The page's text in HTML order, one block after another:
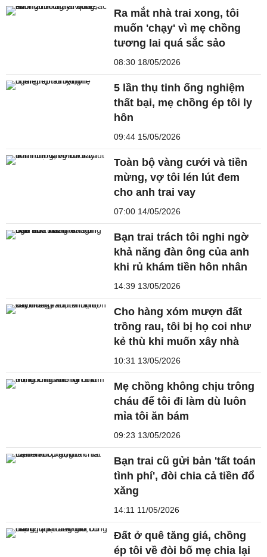
Ra mắt nhà trai xong, tôi
muốn 'chạy' vì mẹ chồng
tương lai quá sắc sảo
08:30 18/05/2026
5 lần thụ tinh ống nghiệm
thất bại, mẹ chồng ép tôi ly
hôn
09:44 15/05/2026
Toàn bộ vàng cưới và tiền
mừng, vợ tôi lén lút đem
cho anh trai vay
07:00 14/05/2026
Bạn trai trách tôi nghi ngờ
khả năng đàn ông của anh
khi rủ khám tiền hôn nhân
14:39 13/05/2026
Cho hàng xóm mượn đất
trồng rau, tôi bị họ coi như
kẻ thù khi muốn xây nhà
10:31 13/05/2026
Mẹ chồng không chịu trông
cháu để tôi đi làm dù luôn
mỉa tôi ăn bám
09:23 13/05/2026
Bạn trai cũ gửi bản 'tất toán
tình phí', đòi chia cả tiền đổ
xăng
14:11 11/05/2026
Đất ở quê tăng giá, chồng
ép tôi về đòi bố mẹ chia lại